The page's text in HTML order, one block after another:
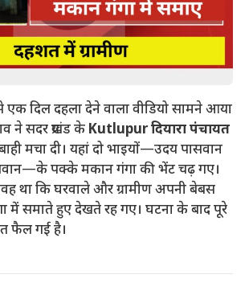
दिल दहला देने वाला वीडियो सामने आया
ने सदर प्रखंड के Kutlupur दियारा पंचायत
मचा दी। यहां दो भाइयों—उदय पासवान
पक्के मकान गंगा की भेंट चढ़ गए।
था कि घरवाले और ग्रामीण अपनी बेबस
में समाते हुए देखते रह गए। घटना के बाद पूरे
फैल गई है।